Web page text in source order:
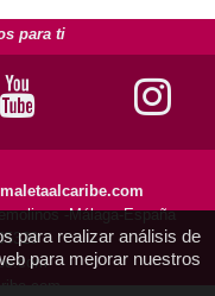
para realizar análisis de
para mejorar nuestros
para ti
-Málaga-España